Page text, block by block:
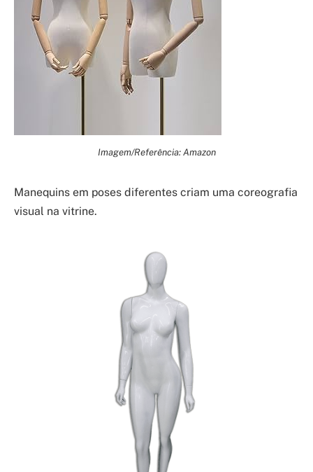
Imagem/Referência: Amazon
Manequins em poses diferentes criam uma coreografia
visual na vitrine.